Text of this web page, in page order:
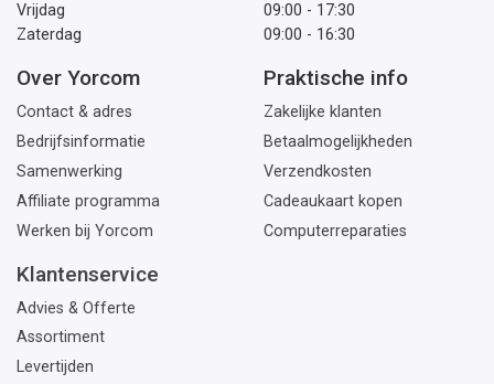
Vrijdag
09:00 - 17:30
Zaterdag
09:00 - 16:30
Over Yorcom
Contact & adres
Bedrijfsinformatie
Samenwerking
Affiliate programma
Werken bij Yorcom
Praktische info
Zakelijke klanten
Betaalmogelijkheden
Verzendkosten
Cadeaukaart kopen
Computerreparaties
Klantenservice
Advies & Offerte
Assortiment
Levertijden